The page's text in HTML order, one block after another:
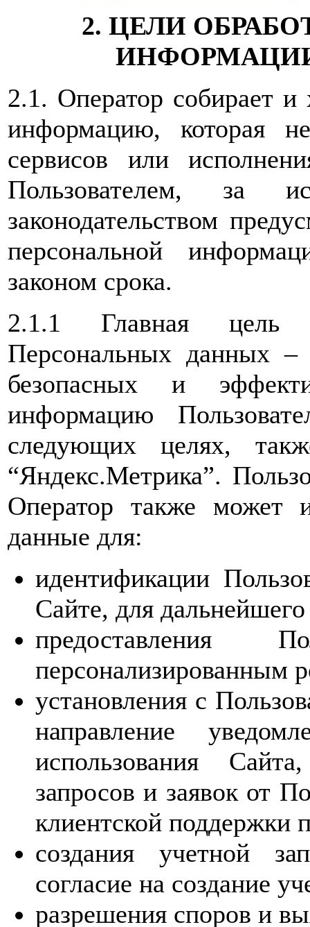
2. ЦЕЛИ
2.1. Оператор собирает и
информацию, которая
сервисов или
Пользователем, за
законодательством
персональной
законом срока.
2.1.1 Главная цель
Персональных данных –
безопасных и
информацию
следующих целях,
“Яндекс.Метрика”.
Оператор также может
данные для:
идентификации
Сайте, для дальнейшего
предоставления
персонализированным
установления с
направление
использования
запросов и заявок от
клиентской поддержки
создания учетной
согласие на создание
разрешения споров и